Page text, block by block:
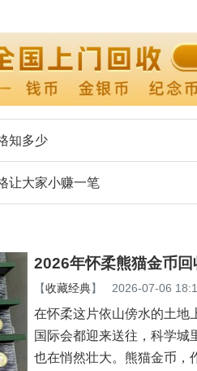
知多少
让大家小赚一笔
2026年怀柔熊猫金币
【收藏经典】 2026-07-06
在怀柔这片依山傍水的土地
国际会都迎来送往，科学
也在悄然壮大。熊猫金币，